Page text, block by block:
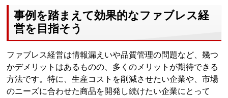
事例を踏まえて効果的なファブレス経
営を目指そう
ファブレス経営は情報漏えいや品質管理の問題など、幾つ
かデメリットはあるものの、多くのメリットが期待できる
方法です。特に、生産コストを削減させたい企業や、市場
のニーズに合わせた商品を開発し続けたい企業にとって